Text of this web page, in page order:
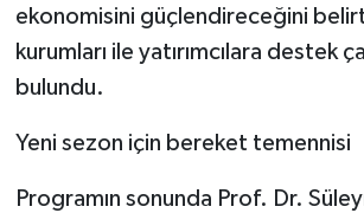
ekonomisini güçlendireceğini
kurumları ile yatırımcılara destek
bulundu.
Yeni sezon için bereket temennisi
Programın sonunda Prof. Dr.